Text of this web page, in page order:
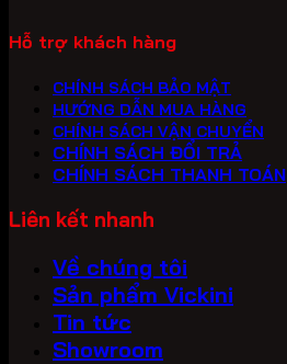
Hỗ trợ khách hàng
CHÍNH SÁCH BẢO MẬT
HƯỚNG DẪN MUA HÀNG
CHÍNH SÁCH VẬN CHUYỂN
CHÍNH SÁCH ĐỔI TRẢ
CHÍNH SÁCH THANH TOÁN
Liên kết nhanh
Về chúng tôi
Sản phẩm Vickini
Tin tức
Showroom